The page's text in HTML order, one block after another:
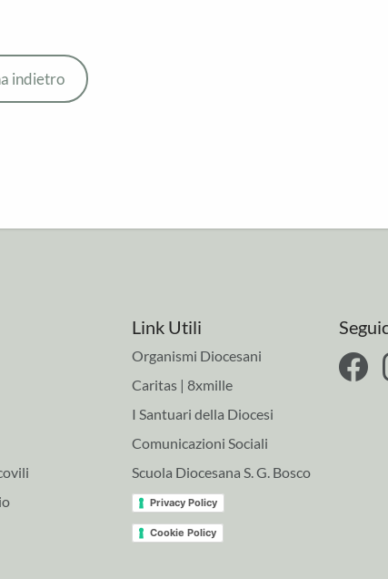
indietro
Link Utili
Organismi Diocesani
Caritas | 8xmille
I Santuari della Diocesi
Comunicazioni Sociali
Scuola Diocesana S. G. Bosco
Privacy Policy
Cookie Policy